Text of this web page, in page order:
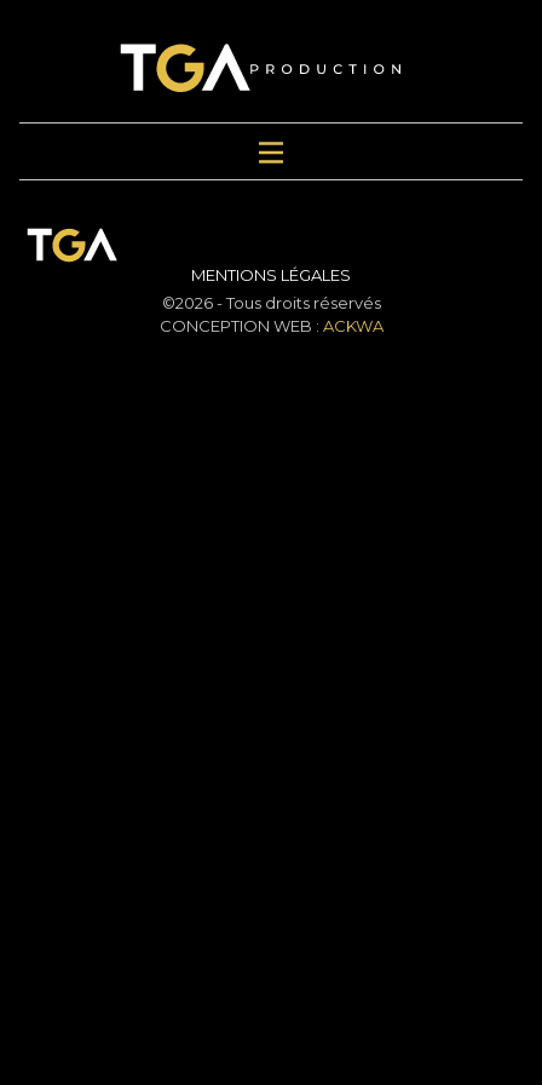
MENTIONS LÉGALES
©2026 - Tous droits réservés
CONCEPTION WEB : ACKWA